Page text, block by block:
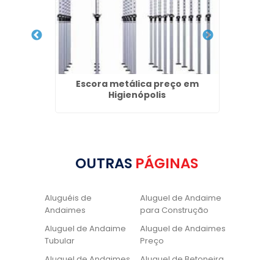
Escora metálica preço em
Higienópolis
OUTRAS PÁGINAS
Aluguéis de
Andaimes
Aluguel de Andaime
para Construção
Aluguel de Andaime
Tubular
Aluguel de Andaimes
Preço